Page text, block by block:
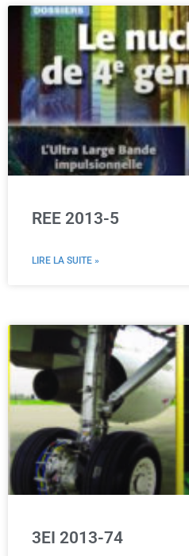
REE 2013-5
LIRE LA SUITE »
3EI 2013-74